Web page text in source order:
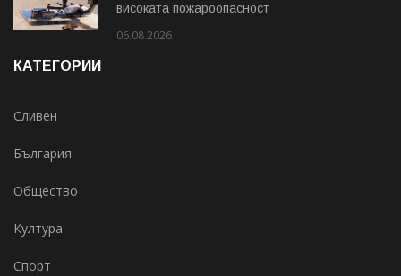
високата пожароопасност
06.08.2026
КАТЕГОРИИ
Сливен
България
Общество
Култура
Спорт